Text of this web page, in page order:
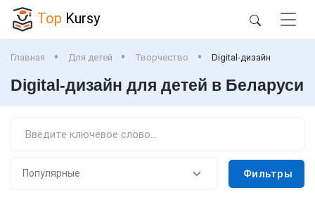
Top Kursy
Главная Для детей Творчество Digital-дизайн
Digital-дизайн для детей в Беларуси
Фильтры